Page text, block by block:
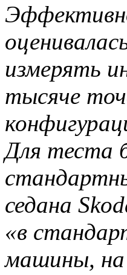
измерять
тысяче
Для теста
седана
«в
машины, на